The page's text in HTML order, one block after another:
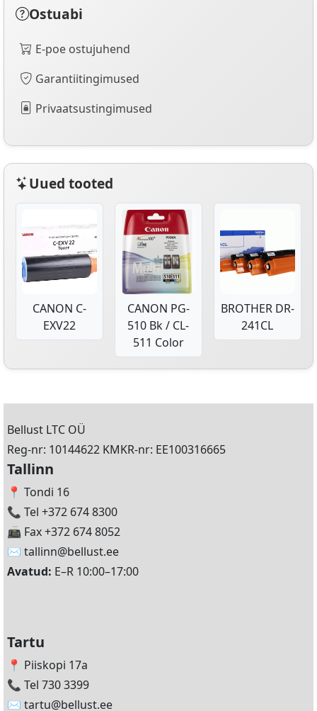
Ostuabi
E-poe ostujuhend
Garantiitingimused
Privaatsustingimused
Uued tooted
CANON C-
EXV22
CANON PG-
510 Bk / CL-
511 Color
BROTHER DR-
241CL
Bellust LTC OÜ
Reg-nr: 10144622 KMKR-nr: EE100316665
Tallinn
📍 Tondi 16
📞 Tel +372 674 8300
📠 Fax +372 674 8052
✉️ tallinn@bellust.ee
Avatud: E–R 10:00–17:00
Tartu
📍 Piiskopi 17a
📞 Tel 730 3399
✉️ tartu@bellust.ee